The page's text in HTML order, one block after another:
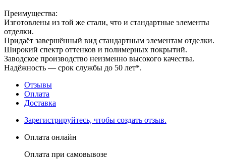
Преимущества:
Изготовлены из той же стали, что и стандартные элементы
отделки.
Придаёт завершённый вид стандартным элементам отделки.
Широкий спектр оттенков и полимерных покрытий.
Заводское производство неизменно высокого качества.
Надёжность — срок службы до 50 лет*.
Отзывы
Оплата
Доставка
Зарегистрируйтесь, чтобы создать отзыв.
Оплата онлайн
Оплата при самовывозе